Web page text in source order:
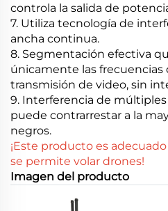
controla la salida de
7. Utiliza tecnología de
ancha continua.
8. Segmentación efectiva
únicamente las
transmisión de video, sin
9. Interferencia de múltiples
puede contrarrestar a la
negros.
¡Este producto es
se permite volar drones!
Imagen del producto